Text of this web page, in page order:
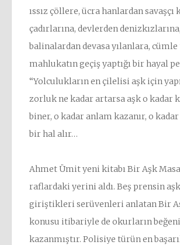
ıssız çöllere, ücra hanlardan
çadırlarına, devlerden denizkızlarına,
balinalardan devasa yılanlara, cümle
mahlukatın geçiş yaptığı bir hayal
“Yolculukların en çilelisi aşk için
zorluk ne kadar artarsa aşk o kadar
biner, o kadar anlam kazanır, o
bir hal alır…
Ahmet Ümit yeni kitabı Bir Aşk
raflardaki yerini aldı. Beş prensin
giriştikleri serüvenleri anlatan Bir
konusu itibariyle de okurların
kazanmıştır. Polisiye türün en